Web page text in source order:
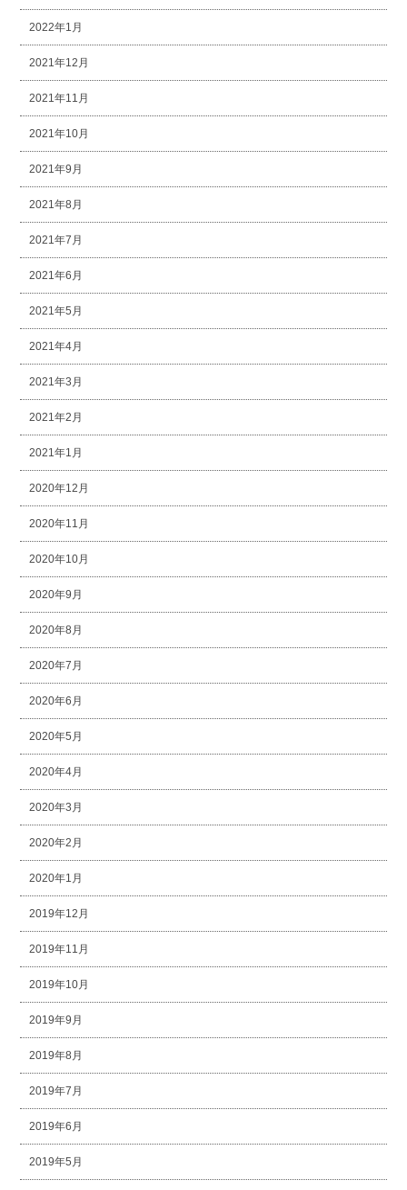
2022年1月
2021年12月
2021年11月
2021年10月
2021年9月
2021年8月
2021年7月
2021年6月
2021年5月
2021年4月
2021年3月
2021年2月
2021年1月
2020年12月
2020年11月
2020年10月
2020年9月
2020年8月
2020年7月
2020年6月
2020年5月
2020年4月
2020年3月
2020年2月
2020年1月
2019年12月
2019年11月
2019年10月
2019年9月
2019年8月
2019年7月
2019年6月
2019年5月